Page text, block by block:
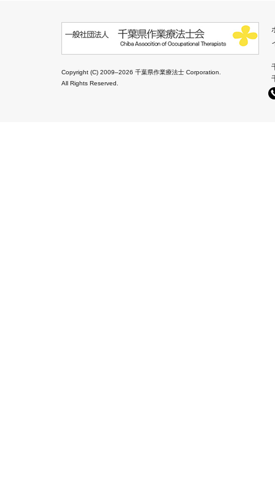
Copyright (C) 2009–2026 千葉県作業療法士 Corporation.
All Rights Reserved.